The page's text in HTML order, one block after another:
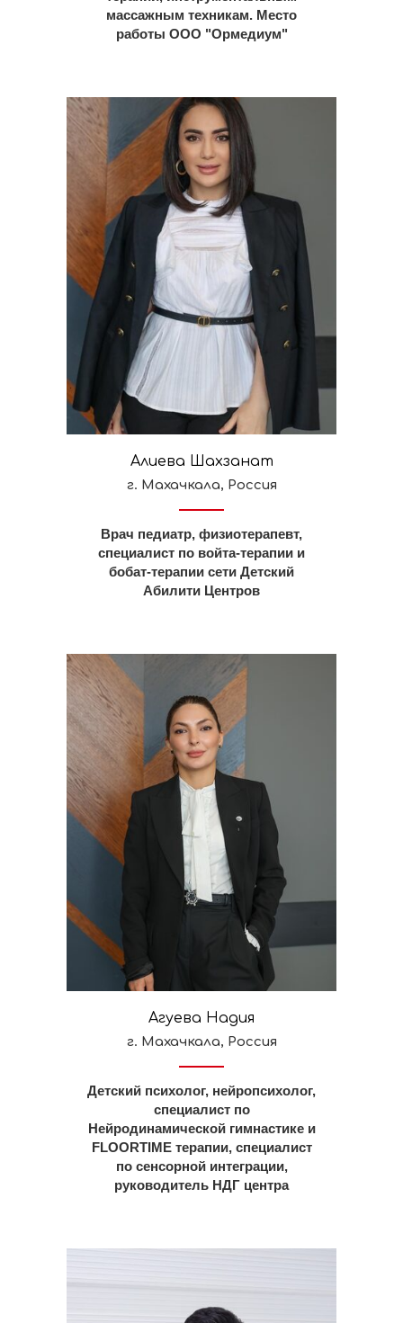
массажным техникам. Место
работы ООО "Ормедиум"
Алиева Шахзанат
г. Махачкала, Россия
Врач педиатр, физиотерапевт,
специалист по войта-терапии и
бобат-терапии сети Детский
Абилити Центров
Агуева Надия
г. Махачкала, Россия
Детский психолог, нейропсихолог,
специалист по
Нейродинамической гимнастике и
FLOORTIME терапии, специалист
по сенсорной интеграции,
руководитель НДГ центра